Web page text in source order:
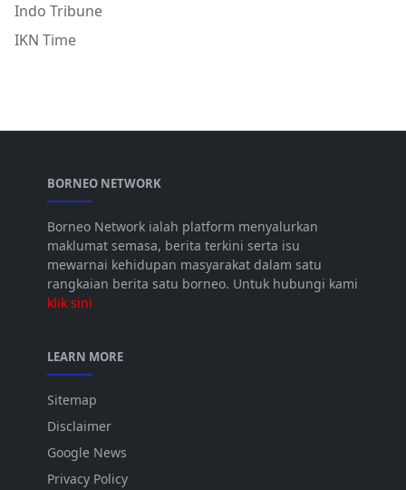
Indo Tribune
IKN Time
BORNEO NETWORK
Borneo Network ialah platform menyalurkan
maklumat semasa, berita terkini serta isu
mewarnai kehidupan masyarakat dalam satu
rangkaian berita satu borneo. Untuk hubungi kami
klik sini
LEARN MORE
Sitemap
Disclaimer
Google News
Privacy Policy